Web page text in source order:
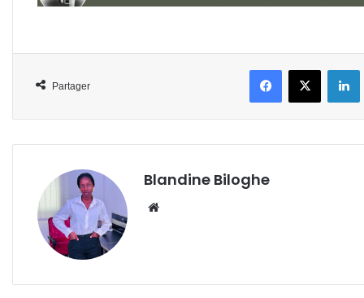
Partager
FacebookX
Blandine Biloghe